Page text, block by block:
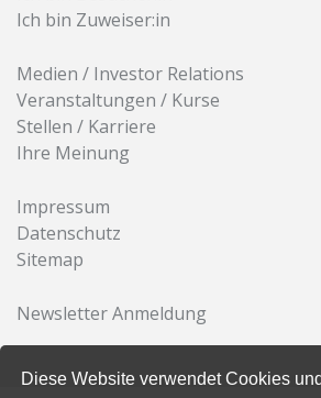
Diese Website verwendet Cookies
Ich bin Zuweiser:in
Medien / Investor Relations
Veranstaltungen / Kurse
Stellen / Karriere
Ihre Meinung
Impressum
Datenschutz
Sitemap
Newsletter Anmeldung